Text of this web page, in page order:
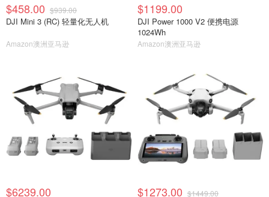
$458.00 $939.00
DJI Mini 3 (RC) 轻量化无人机
Amazon澳洲亚马逊
$1199.00
DJI Power 1000 V2 便携电源
1024Wh
Amazon澳洲亚马逊
$6239.00 $1273.00 $1449.00